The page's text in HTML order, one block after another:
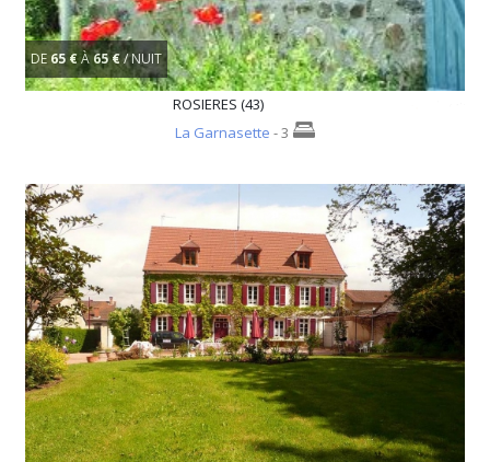
DE 65 €À65 €/ NUIT
ROSIERES (43)
La Garnasette - 3